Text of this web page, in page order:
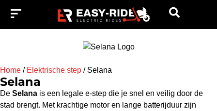
Home / Elektrische step / Selana
Selana
De Selana is een legale e-step die je snel en veilig door de
stad brengt. Met krachtige motor en lange batterijduur zijn